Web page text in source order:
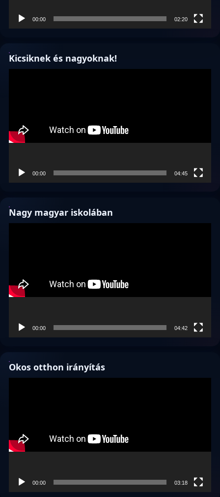
00:00 02:20
Kicsiknek és nagyoknak!
00:00 04:45
Nagy magyar iskolában
00:00 04:42
Okos otthon irányítás
00:00 03:18